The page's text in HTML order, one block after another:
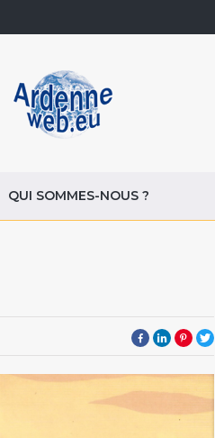
QUI SOMMES-NOUS ?